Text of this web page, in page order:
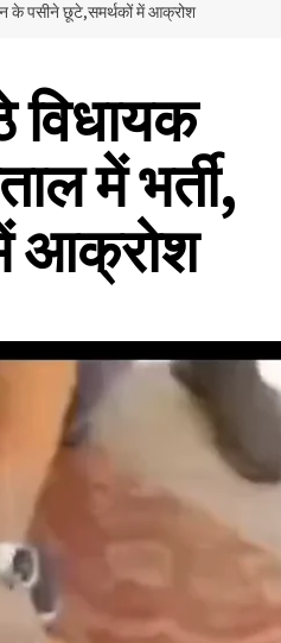
के पसीने छूटे,समर्थकों में आक्रोश
विधायक
में भर्ती,
आक्रोश